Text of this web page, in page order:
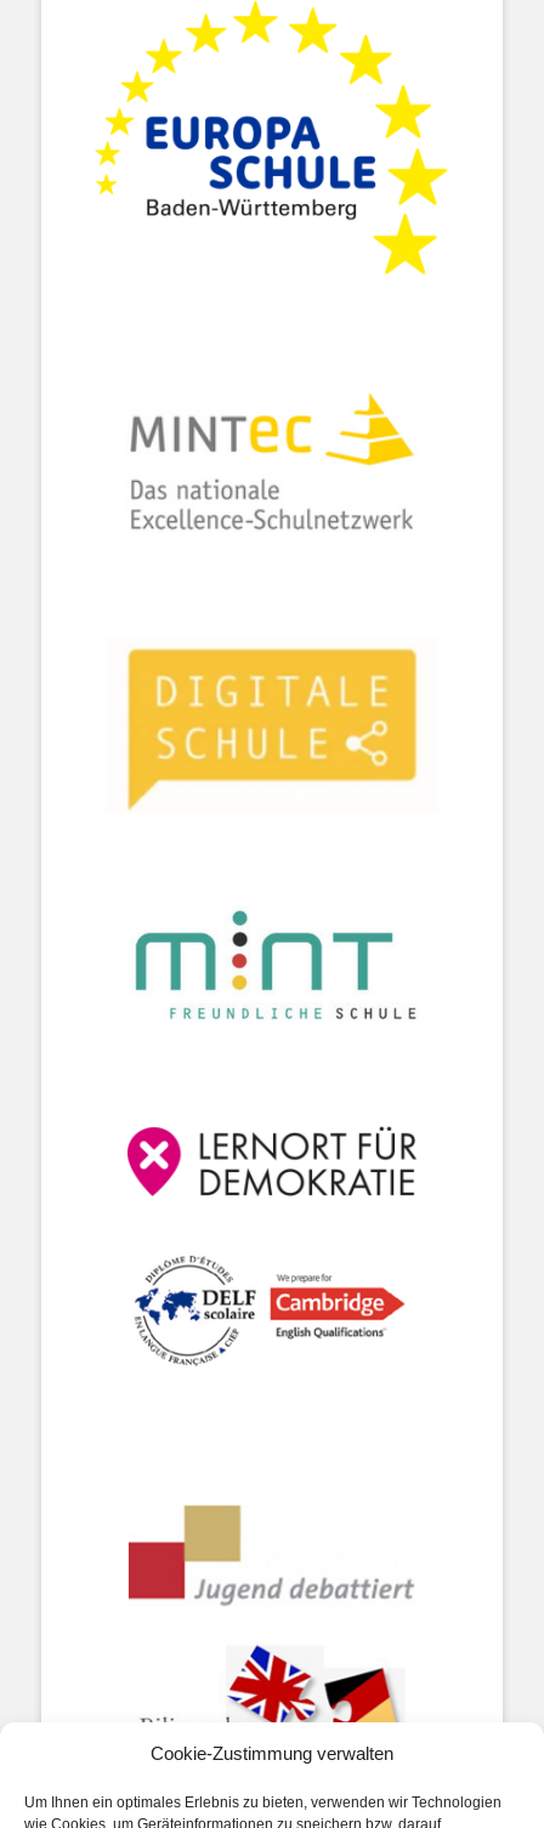
Cookie-Zustimmung verwalten
Um Ihnen ein optimales Erlebnis zu bieten, verwenden wir Technologien
wie Cookies, um Geräteinformationen zu speichern bzw. darauf